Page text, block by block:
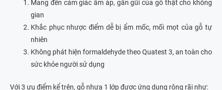
Mang đến cảm giác ấm áp, gần gũi của gỗ thật cho không
gian
Khắc phục nhược điểm dễ bị ẩm mốc, mối mọt của gỗ tự
nhiên
Không phát hiện formaldehyde theo Quatest 3, an toàn cho
sức khỏe người sử dụng
Với 3 ưu điểm kể trên, gỗ nhựa 1 lớp được ứng dụng rộng rãi như: